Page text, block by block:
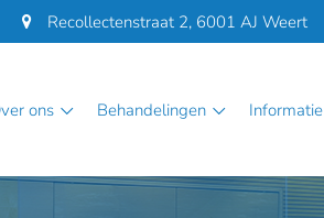
Recollectenstraat 2, 6001 AJ Weert
over ons behandelingen informatie